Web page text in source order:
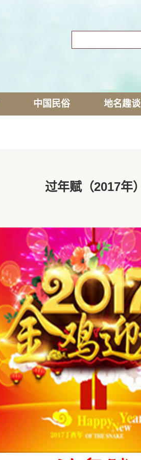
中国民俗 地名趣谈
过年赋（2017年）